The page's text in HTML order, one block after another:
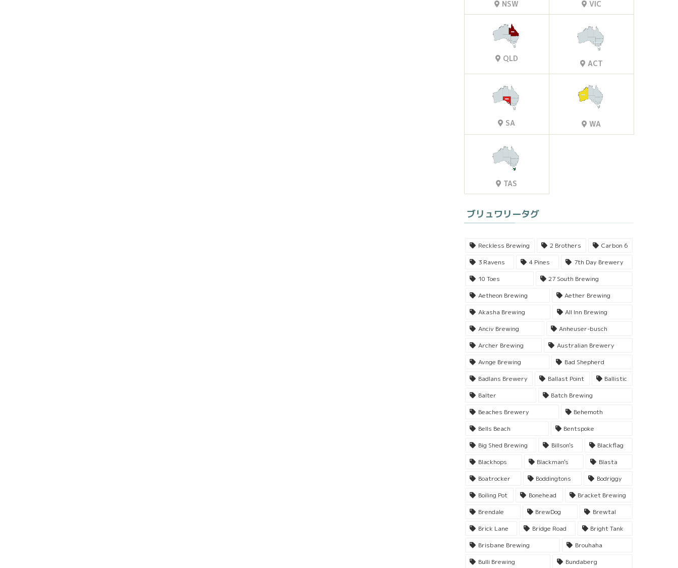
NSW VIC
QLD ACT
SA WA
TAS
ブリュワリータグ
Reckless Brewing 2 Brothers
Carbon 6
3 Ravens
4 Pines
7th Day Brewery
10 Toes
27 South Brewing
Aetheon Brewing
Aether Brewing
Akasha Brewing
All Inn Brewing
Anciv Brewing
Anheuser-busch
Archer Brewing
Australian Brewery
Avnge Brewing
Bad Shepherd
Badlans Brewery
Ballast Point
Ballistic
Balter
Batch Brewing
Beaches Brewery
Behemoth
Bells Beach
Bentspoke
Big Shed Brewing
Billson's
Blackflag
Blackhops
Blackman's
Blasta
Boatrocker
Boddingtons
Bodriggy
Boiling Pot
Bonehead
Bracket Brewing
Brendale
BrewDog
Brewtal
Brick Lane
Bridge Road
Bright Tank
Brisbane Brewing
Brouhaha
Bulli Brewing
Bundaberg